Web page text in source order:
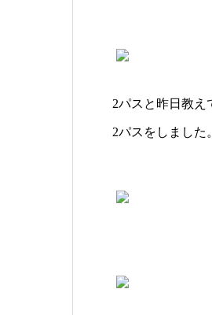
2パスと昨日教え
2パスをしました。